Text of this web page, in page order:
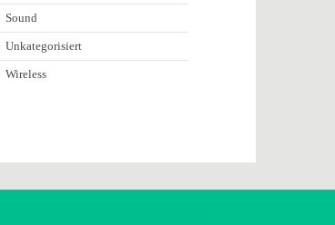
Sound
Unkategorisiert
Wireless